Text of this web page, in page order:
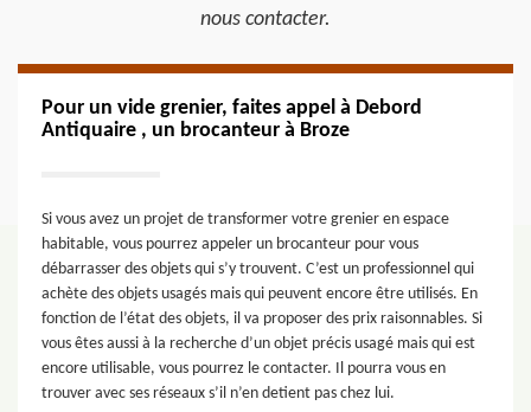
nous contacter.
Pour un vide grenier, faites appel à Debord
Antiquaire , un brocanteur à Broze
Si vous avez un projet de transformer votre grenier en espace
habitable, vous pourrez appeler un brocanteur pour vous
débarrasser des objets qui s’y trouvent. C’est un professionnel qui
achète des objets usagés mais qui peuvent encore être utilisés. En
fonction de l’état des objets, il va proposer des prix raisonnables. Si
vous êtes aussi à la recherche d’un objet précis usagé mais qui est
encore utilisable, vous pourrez le contacter. Il pourra vous en
trouver avec ses réseaux s’il n’en detient pas chez lui.